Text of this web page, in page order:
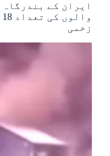
ایران کے
زخمی